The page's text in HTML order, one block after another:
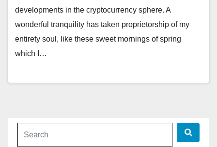
developments in the cryptocurrency sphere. A
wonderful tranquility has taken proprietorship of my
entirety soul, like these sweet mornings of spring
which I…